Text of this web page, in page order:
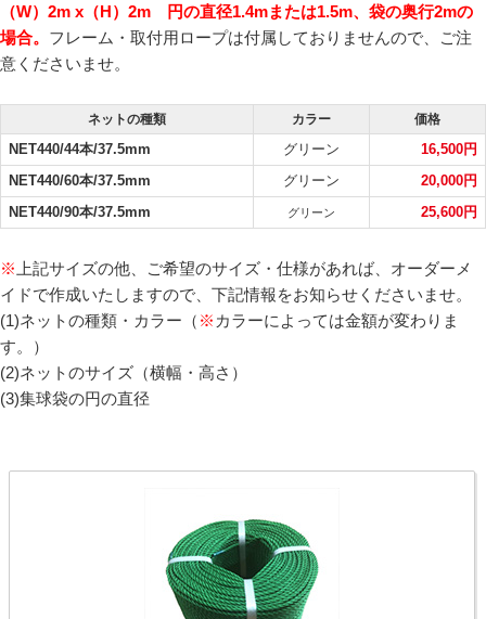
見積依頼・お問い合わせ
野球、ソフトボール、テニス、ボールに合わせた規格のネット
ティーバッティングネットの適応サイズ
（マス目サイズ）一覧
ティーバッティングネット・トスバッティングネットとして
た。
テニスのストローク練習・ボレー練習などの的としてもご利
用いただけます。
野球ボール
直径：6.4cm～7.5cm
（W）2m x（H）2m 円の直径1.4mまたは1.5m、袋の奥行2mの
場合。 フレーム・取付用ロープは付属しておりませんので、ご注
意くださいませ。
ネットの種類 カラー 価格
NET440/44本/37.5mm グリーン
16,500円
NET440/60本/37.5mm
グリーン
20,000円
NET440/90本/37.5mm
グリーン 25,600円
※ 上記サイズの他、ご希望のサイズ・仕様があれば、オーダーメ
イドで作成いたしますので、下記情報をお知らせくださいませ。
(1)ネットの種類・カラー（ ※ カラーによっては金額が変わりま
す。）
(2)ネットのサイズ（横幅・高さ）
(3)集球袋の円の直径